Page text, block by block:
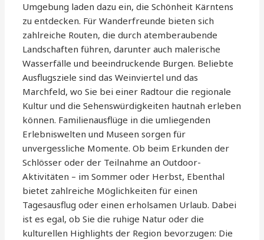
Umgebung laden dazu ein, die Schönheit Kärntens
zu entdecken. Für Wanderfreunde bieten sich
zahlreiche Routen, die durch atemberaubende
Landschaften führen, darunter auch malerische
Wasserfälle und beeindruckende Burgen. Beliebte
Ausflugsziele sind das Weinviertel und das
Marchfeld, wo Sie bei einer Radtour die regionale
Kultur und die Sehenswürdigkeiten hautnah erleben
können. Familienausflüge in die umliegenden
Erlebniswelten und Museen sorgen für
unvergessliche Momente. Ob beim Erkunden der
Schlösser oder der Teilnahme an Outdoor-
Aktivitäten – im Sommer oder Herbst, Ebenthal
bietet zahlreiche Möglichkeiten für einen
Tagesausflug oder einen erholsamen Urlaub. Dabei
ist es egal, ob Sie die ruhige Natur oder die
kulturellen Highlights der Region bevorzugen: Die